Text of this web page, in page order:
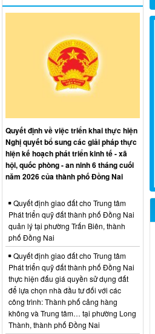
Quyết định về việc triển khai thực hiện
Nghị quyết bổ sung các giải pháp thực
hiện kế hoạch phát triển kinh tế - xã
hội, quốc phòng - an ninh 6 tháng cuối
năm 2026 của thành phố Đồng Nai
Quyết định giao đất cho Trung tâm
Phát triển quỹ đất thành phố Đồng Nai
quản lý tại phường Trấn Biên, thành
phố Đồng Nai
Quyết định giao đất cho Trung tâm
Phát triển quỹ đất thành phố Đồng Nai
thực hiện đấu giá quyền sử dụng đất
để lựa chọn nhà đầu tư đối với các
công trình: Thành phố cảng hàng
không và Trung tâm… tại phường Long
Thành, thành phố Đồng Nai